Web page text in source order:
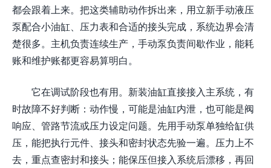
都会跟着上来。把这类辅助动作拆出来，用立新手动液压
泵配合小油缸、压力表和合适的接头完成，系统边界会清
楚很多。主机负责连续生产，手动泵负责间歇作业，能耗
账和维护账都更容易算明白。
它在调试阶段也有用。新装油缸直接接入主系统，有
时故障不好判断：动作慢，可能是油缸内泄，也可能是阀
响应、管路节流或压力设定问题。先用手动泵单独给缸供
压，能把执行元件、接头和密封状态先验一遍。压力上不
去，重点查密封和接头；能保压但接入系统后漂移，再回